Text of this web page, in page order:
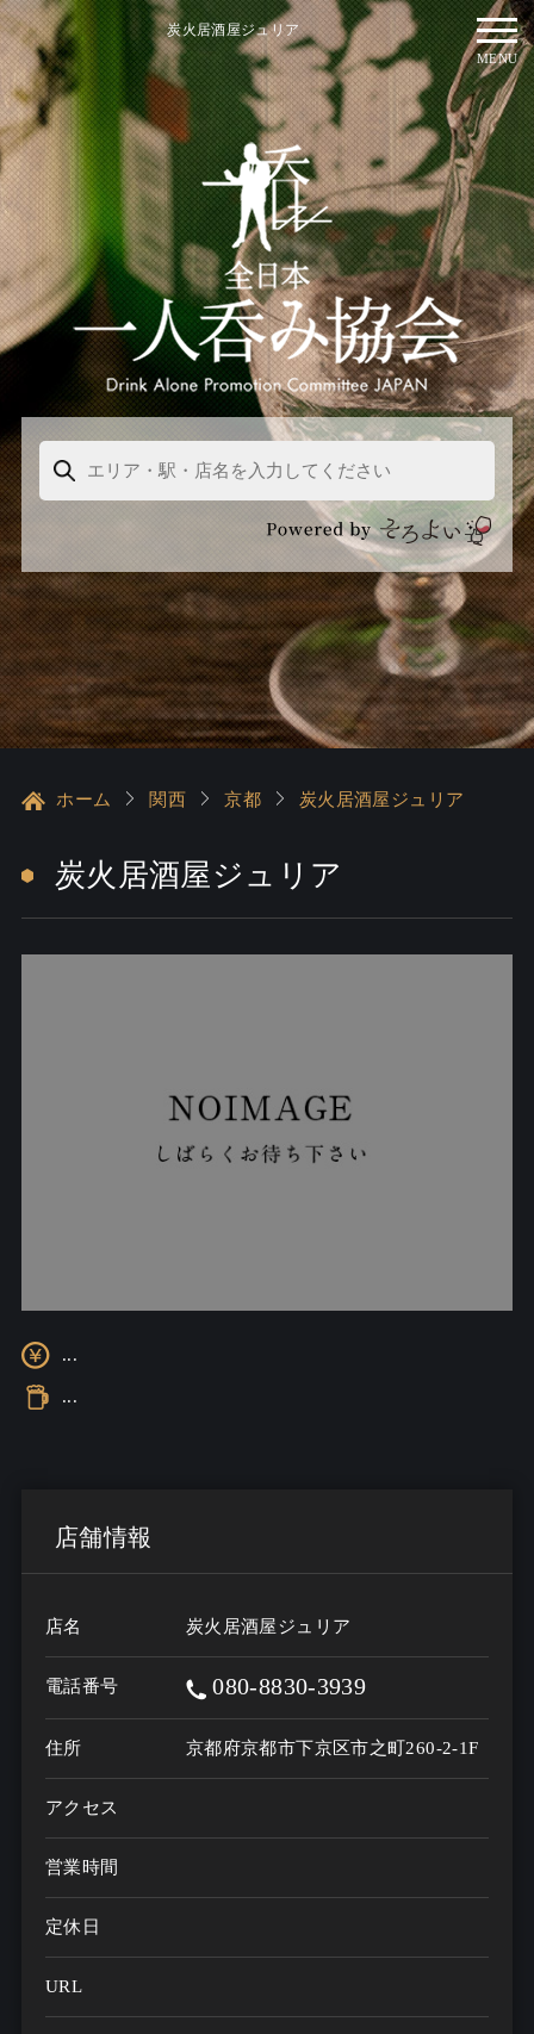
炭火居酒屋ジュリア
MENU
ホーム 関西 京都 炭火居酒屋ジュリア
炭火居酒屋ジュリア
...
...
店舗情報
店名 炭火居酒屋ジュリア
電話番号 080-8830-3939
住所 京都府京都市下京区市之町260-2-1F
アクセス
営業時間
定休日
URL